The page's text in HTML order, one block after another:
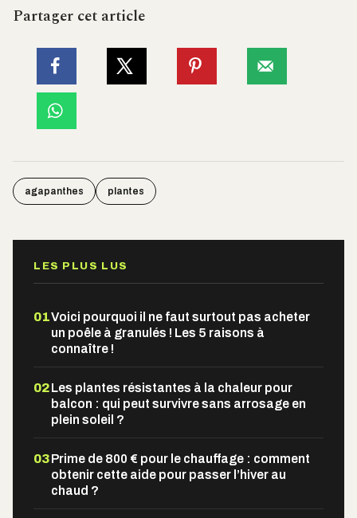
Partager cet article
agapanthes plantes
LES PLUS LUS
01Voici pourquoi il ne faut surtout pas acheter
un poêle à granulés ! Les 5 raisons à
connaître !
02Les plantes résistantes à la chaleur pour
balcon : qui peut survivre sans arrosage en
plein soleil ?
03Prime de 800 € pour le chauffage : comment
obtenir cette aide pour passer l’hiver au
chaud ?